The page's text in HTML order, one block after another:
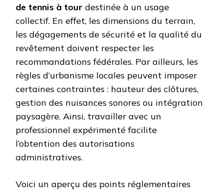
de tennis à tour destinée à un usage
collectif. En effet, les dimensions du terrain,
les dégagements de sécurité et la qualité du
revêtement doivent respecter les
recommandations fédérales. Par ailleurs, les
règles d’urbanisme locales peuvent imposer
certaines contraintes : hauteur des clôtures,
gestion des nuisances sonores ou intégration
paysagère. Ainsi, travailler avec un
professionnel expérimenté facilite
l’obtention des autorisations
administratives.
Voici un aperçu des points réglementaires